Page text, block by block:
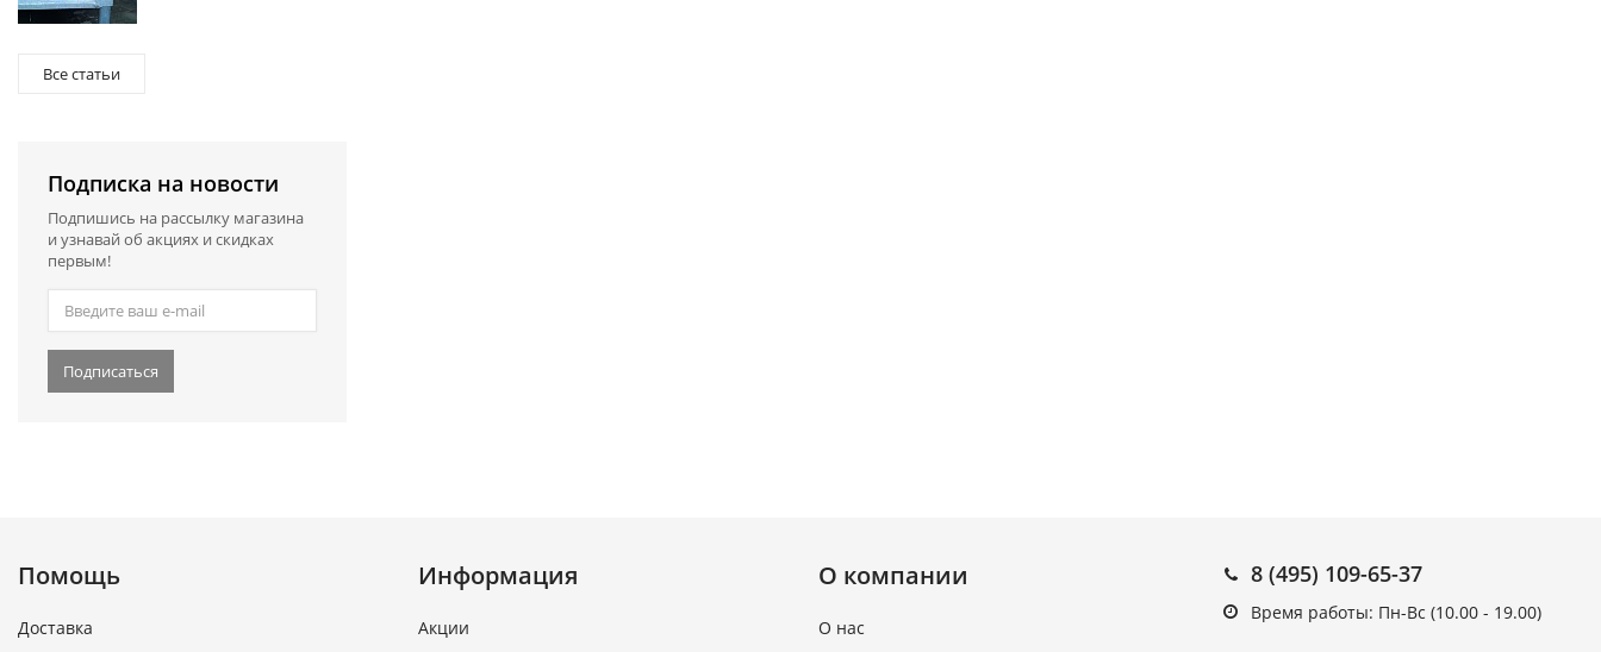
Все статьи
Подписка на новости
Подпишись на рассылку магазина
и узнавай об акциях и скидках
первым!
Подписаться
Помощь
Доставка
Информация
Акции
О компании
О нас
8 (495) 109-65-37
Время работы: Пн-Вс (10.00 - 19.00)